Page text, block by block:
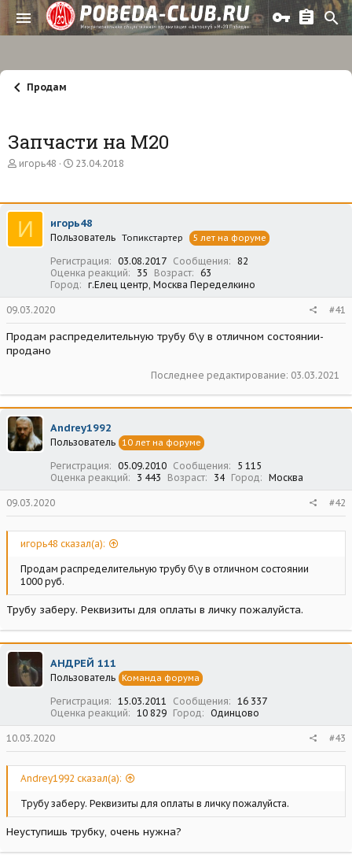
Продам
Запчасти на М20
А
о
р
е
игорь48
Д
а
а
ч
л
а
23.04.2018
И игорь48
Пользователь Топикстартер 5 лет на форуме
Регистрация 03.08.2017 Сообщения
82
Оценка реакций
35 Возраст
63
Город
г.Елец центр, Москва Переделкино
09.03.2020 #41
Продам распределительную трубу б\у в отличном состоянии-
продано
Последнее редактирование: 03.03.2021
Andrey1992
Пользователь 10 лет на форуме
Регистрация 05.09.2010 Сообщения
5 115
Оценка реакций
3 443 Возраст 34 Город Москва
09.03.2020 #42
игорь48 сказал(а):
Продам распределительную трубу б\у в отличном состоянии
1000 руб.
Трубу заберу. Реквизиты для оплаты в личку пожалуйста.
АНДРЕЙ 111
Пользователь Команда форума
Регистрация 15.03.2011 Сообщения
16 337
Оценка реакций
10 829 Город Одинцово
10.03.2020 #43
Andrey1992 сказал(а):
Трубу заберу. Реквизиты для оплаты в личку пожалуйста.
Неуступишь трубку, очень нужна?